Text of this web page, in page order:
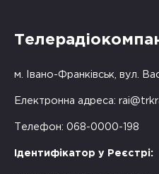
м. Івано-Франківськ, вул.
Електронна адреса:
Телефон: 068-0000-198
Ідентифікатор у Реєстрі: